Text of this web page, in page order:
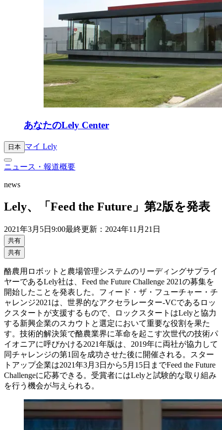
あなたのLely Center
日本 マイ Lely
ニュース・報道概要
news
Lely、「Feed the Future」第2版を発表
2021年3月5日 9:00最終更新：2024年11月21日
共有
共有
酪農用ロボットと農場管理システムのリーディングサプライ
ヤーであるLely社は、Feed the Future Challenge 2021の募集を
開始したことを発表した。フィード・ザ・フューチャー・チ
ャレンジ2021は、世界的なアクセラレーター-VCであるロッ
クスタートが支援するもので、ロックスタートはLelyと協力
する新興企業のスカウトと選定において重要な役割を果た
す。技術的解決策で酪農業界に革命を起こす次世代の技術パ
イオニアに呼びかける2021年版は、2019年に両社が協力して
同チャレンジの第1回を成功させた後に開催される。スター
トアップ企業は2021年3月3日から5月15日までFeed the Future
Challengeに応募できる。受賞者にはLelyと試験的な取り組み
を行う機会が与えられる。